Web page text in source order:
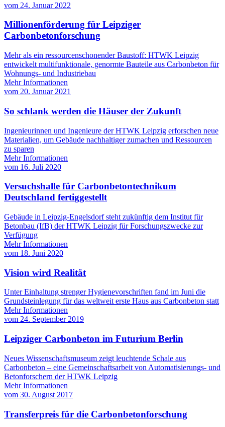
vom 24. Januar 2022
Millionenförderung für Leipziger
Carbonbetonforschung
Mehr als ein ressourcenschonender Baustoff: HTWK Leipzig
entwickelt multifunktionale, genormte Bauteile aus Carbonbeton für
Wohnungs- und Industriebau
Mehr Informationen
vom 20. Januar 2021
So schlank werden die Häuser der Zukunft
Ingenieurinnen und Ingenieure der HTWK Leipzig erforschen neue
Materialien, um Gebäude nachhaltiger zumachen und Ressourcen
zu sparen
Mehr Informationen
vom 16. Juli 2020
Versuchshalle für Carbonbetontechnikum
Deutschland fertiggestellt
Gebäude in Leipzig-Engelsdorf steht zukünftig dem Institut für
Betonbau (IfB) der HTWK Leipzig für Forschungszwecke zur
Verfügung
Mehr Informationen
vom 18. Juni 2020
Vision wird Realität
Unter Einhaltung strenger Hygienevorschriften fand im Juni die
Grundsteinlegung für das weltweit erste Haus aus Carbonbeton statt
Mehr Informationen
vom 24. September 2019
Leipziger Carbonbeton im Futurium Berlin
Neues Wissenschaftsmuseum zeigt leuchtende Schale aus
Carbonbeton – eine Gemeinschaftsarbeit von Automatisierungs- und
Betonforschern der HTWK Leipzig
Mehr Informationen
vom 30. August 2017
Transferpreis für die Carbonbetonforschung